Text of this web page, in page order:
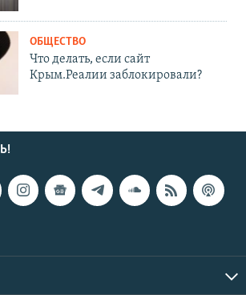
ОБЩЕСТВО
Что делать, если сайт
Крым.Реалии заблокировали?